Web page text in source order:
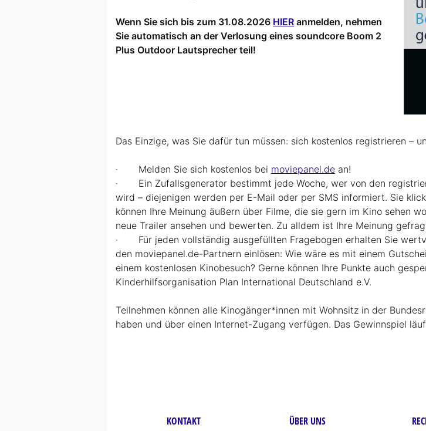
Wenn Sie sich bis zum 31.08.2026 HIER anmelden, nehmen
Sie automatisch an der Verlosung eines soundcore Boom 2
Plus Outdoor Lautsprecher teil!
Das Einzige, was Sie dafür tun müssen: sich kostenlos registrieren –
· Melden Sie sich kostenlos bei moviepanel.de an!
· Ein Zufallsgenerator bestimmt jede Woche, wer von den
wird – diejenigen werden per E-Mail oder per SMS informiert. Sie
können Ihre Meinung äußern über Filme, die sie gern im Kino sehen
neue Trailer ansehen und bewerten. Zu alldem ist Ihre Meinung
· Für jeden vollständig ausgefüllten Fragebogen erhalten Sie
den moviepanel.de-Partnern einlösen: Wie wäre es mit einem
einem kostenlosen Kinobesuch? Gerne können Ihre Punkte auch
Kinderhilfsorganisation Plan International Deutschland e.V.
Teilnehmen können alle Kinogänger*innen mit Wohnsitz in der
haben und über einen Internet-Zugang verfügen. Das Gewinnspiel
KONTAKT ÜBER UNS